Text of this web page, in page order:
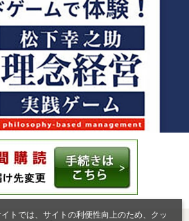
イトでは、サイトの利便性向上のため、クッ